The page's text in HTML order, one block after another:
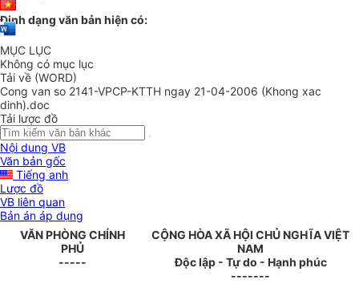
Định dạng văn bản hiện có:
MỤC LỤC
Không có mục lục
Tải về (WORD)
Cong van so 2141-VPCP-KTTH ngay 21-04-2006 (Khong xac
dinh).doc
Tải lược đồ
Nội dung VB
Văn bản gốc
Tiếng anh
Lược đồ
VB liên quan
Bản án áp dụng
VĂN PHÒNG CHÍNH
PHỦ
-----
CỘNG HÒA XÃ HỘI CHỦ NGHĨA VIỆT
NAM
Độc lập - Tự do - Hạnh phúc
-------